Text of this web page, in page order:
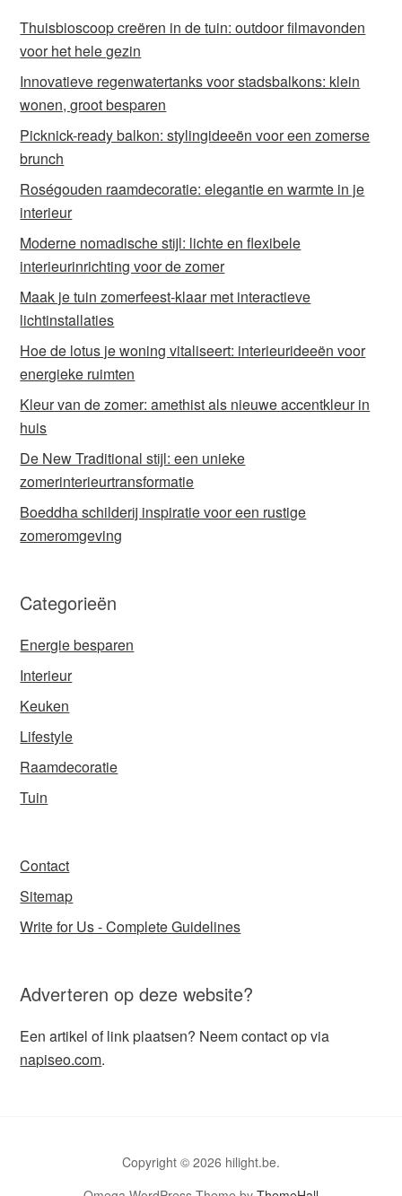
Thuisbioscoop creëren in de tuin: outdoor filmavonden
voor het hele gezin
Innovatieve regenwatertanks voor stadsbalkons: klein
wonen, groot besparen
Picknick-ready balkon: stylingideeën voor een zomerse
brunch
Roségouden raamdecoratie: elegantie en warmte in je
interieur
Moderne nomadische stijl: lichte en flexibele
interieurinrichting voor de zomer
Maak je tuin zomerfeest-klaar met interactieve
lichtinstallaties
Hoe de lotus je woning vitaliseert: interieurideeën voor
energieke ruimten
Kleur van de zomer: amethist als nieuwe accentkleur in
huis
De New Traditional stijl: een unieke
zomerinterieurtransformatie
Boeddha schilderij inspiratie voor een rustige
zomeromgeving
Categorieën
Energie besparen
Interieur
Keuken
Lifestyle
Raamdecoratie
Tuin
Contact
Sitemap
Write for Us - Complete Guidelines
Adverteren op deze website?
Een artikel of link plaatsen? Neem contact op via
napiseo.com.
Copyright © 2026 hilight.be.